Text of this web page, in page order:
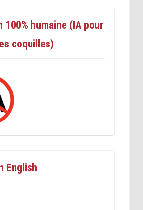
100% humaine (IA pour
coquilles)
English